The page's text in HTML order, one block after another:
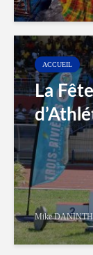
ACCUEIL
La
Mike